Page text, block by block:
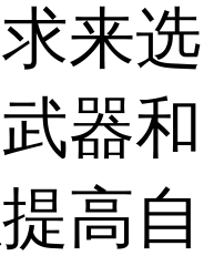
来选
器和
高自